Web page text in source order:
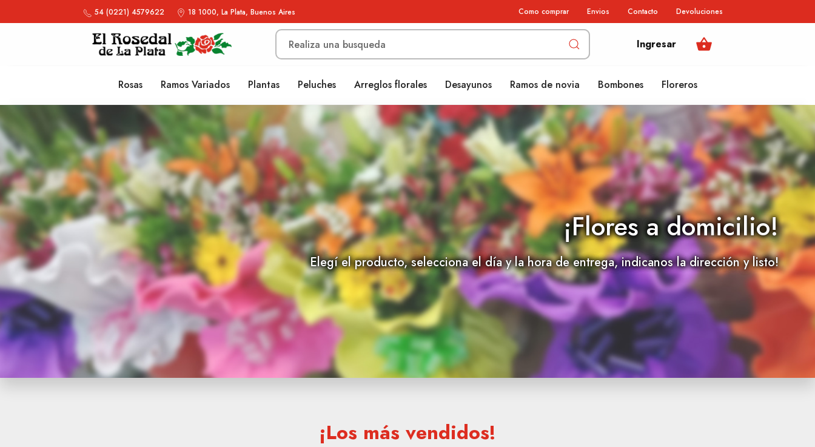
54 (0221) 4579622 18 1000, La Plata, Buenos Aires Como comprar Envios Contacto Devoluciones
Ingresar shopping_basket
Rosas Ramos Variados Plantas Peluches Arreglos florales Desayunos Ramos de novia Bombones Floreros
¡Flores a domicilio!
Elegí el producto, selecciona el día y la hora de entrega, indicanos la dirección y listo!
¡Los más vendidos!